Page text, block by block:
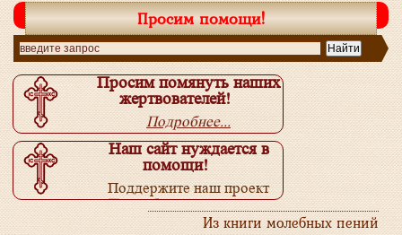
Просим помощи!
Просим помянуть наших
жертвователей!
Подробнее...
Наш сайт нуждается в
помощи!
Поддержите наш проект
Подробнее...
Из книги молебных пений